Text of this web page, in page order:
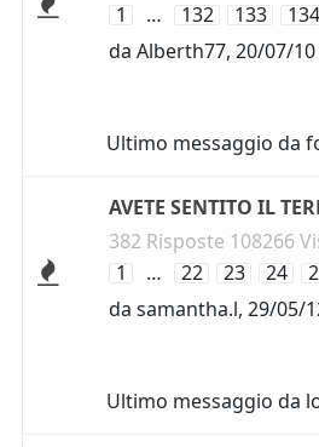
1
… 132 133 134
da Alberth77, 20/07/10
Ultimo messaggio da
AVETE SENTITO IL
382 Risposte 108266
1
… 22 23 24
da samantha.l, 29/05/
Ultimo messaggio da